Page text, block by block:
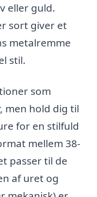
eller guld.
sort giver et
metalremme
stil.
som
men hold dig til
for en stilfuld
mellem 38-
passer til de
af uret og